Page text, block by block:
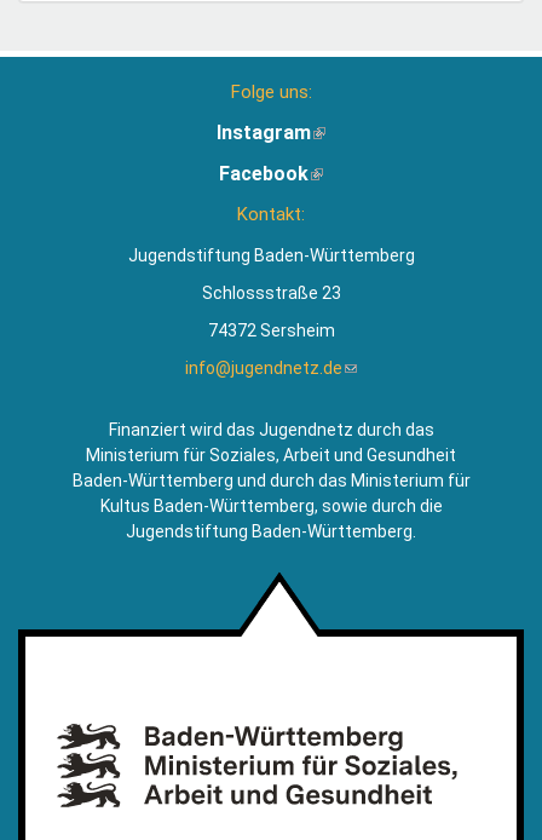
Folge uns:
Instagram(Link
extern)
Facebook(Link
Kontakt:
Jugendstiftung Baden-Württemberg
Schlossstraße 23
74372 Sersheim
info@jugendnetz.de(Link
Mail)
Finanziert wird das Jugendnetz durch das
Ministerium für Soziales, Arbeit und Gesundheit
Baden-Württemberg und durch das Ministerium für
Kultus Baden-Württemberg, sowie durch die
Jugendstiftung Baden-Württemberg.